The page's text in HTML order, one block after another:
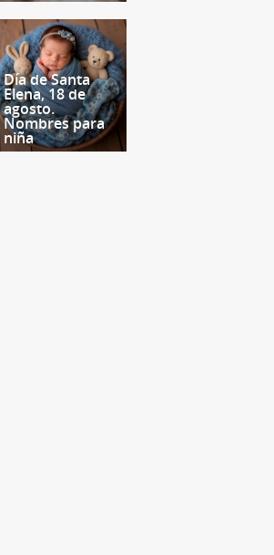
Día de Santa
Elena, 18 de
agosto.
Nombres para
niña